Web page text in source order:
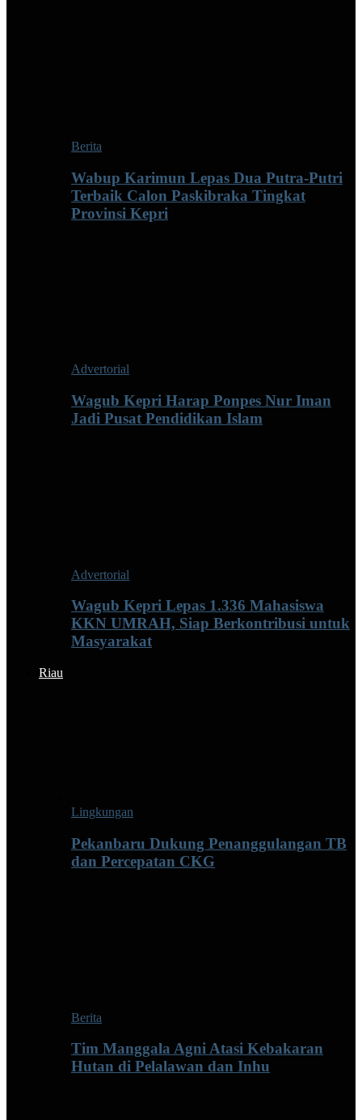
Berita
Wabup Karimun Lepas Dua Putra-Putri
Terbaik Calon Paskibraka Tingkat
Provinsi Kepri
Advertorial
Wagub Kepri Harap Ponpes Nur Iman
Jadi Pusat Pendidikan Islam
Advertorial
Wagub Kepri Lepas 1.336 Mahasiswa
KKN UMRAH, Siap Berkontribusi untuk
Masyarakat
Riau
Lingkungan
Pekanbaru Dukung Penanggulangan TB
dan Percepatan CKG
Berita
Tim Manggala Agni Atasi Kebakaran
Hutan di Pelalawan dan Inhu